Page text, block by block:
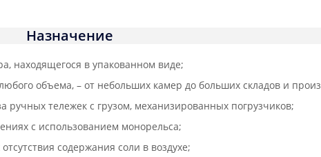
Назначение
находящегося в упакованном виде;
объема, – от небольших камер до больших складов и
ручных тележек с грузом, механизированных погрузчиков;
с использованием монорельса;
отсутствия содержания соли в воздухе;